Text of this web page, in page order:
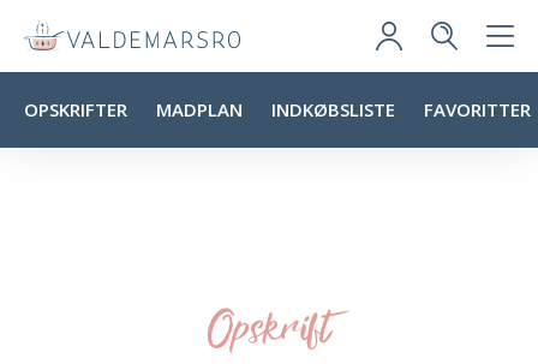
OPSKRIFTER MADPLAN INDKØBSLISTE FAVORITTER
Opskrift